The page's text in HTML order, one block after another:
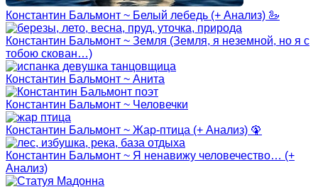
Константин Бальмонт ~ Белый лебедь (+ Анализ) 🦢
Константин Бальмонт ~ Земля (Земля, я неземной, но я с
тобою скован…)
Константин Бальмонт ~ Анита
Константин Бальмонт ~ Человечки
Константин Бальмонт ~ Жар-птица (+ Анализ) 🦚
Константин Бальмонт ~ Я ненавижу человечество… (+
Анализ)